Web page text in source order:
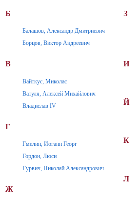
Б
Балашов, Александр Дмитриевич
Борцов, Виктор Андреевич
В
Вайткус, Миколас
Ватуля, Алексей Михайлович
Владислав IV
Г
Гмелин, Иоганн Георг
Гордон, Люси
Гурвич, Николай Александрович
Ж
З
И
Й
К
Л